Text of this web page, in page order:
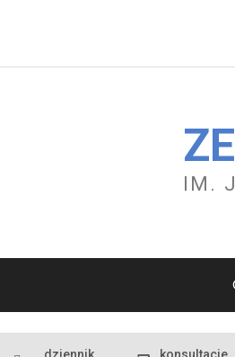
IM.
dziennik
konsultacje